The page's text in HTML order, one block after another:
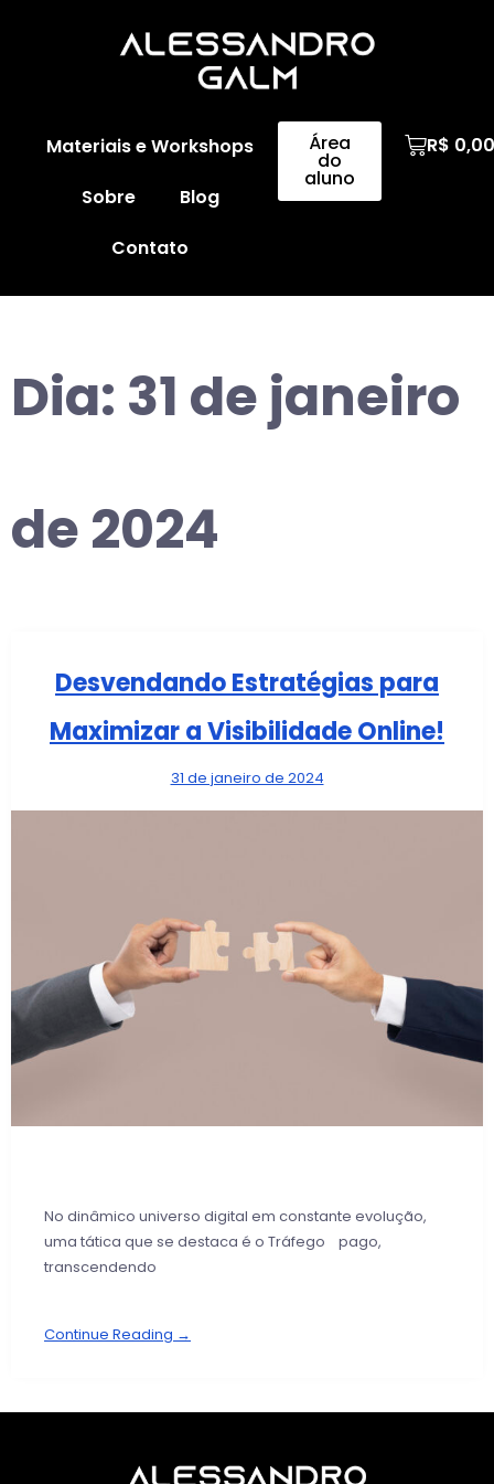
Materiais e Workshops
Sobre
Blog
Contato
Área
do
aluno
R$ 0,00
Dia: 31 de janeiro
de 2024
Desvendando Estratégias para
Maximizar a Visibilidade Online!
31 de janeiro de 2024
No dinâmico universo digital em constante evolução,
uma tática que se destaca é o Tráfego pago,
transcendendo
Continue Reading →